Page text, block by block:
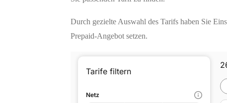
Durch gezielte Auswahl des Tarifs haben Sie
Prepaid-Angebot setzen.